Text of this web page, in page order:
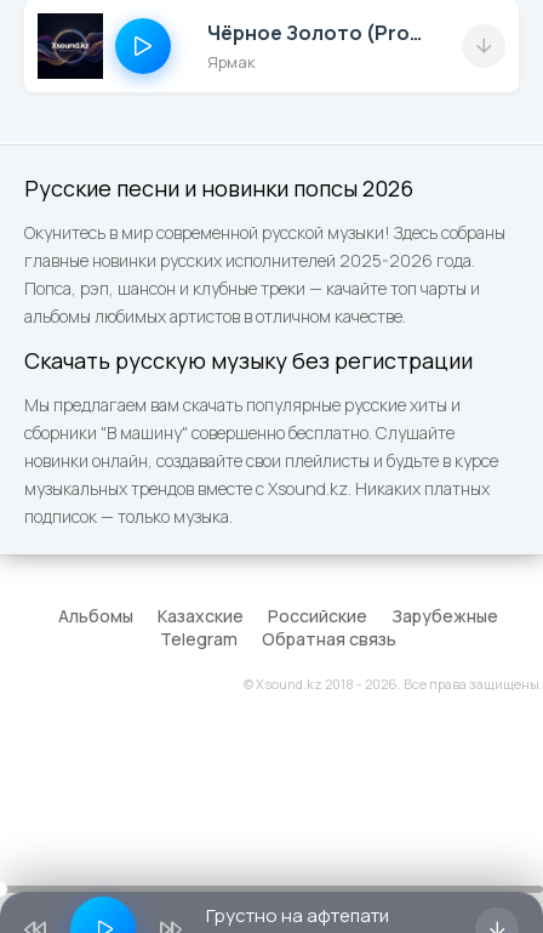
Русские песни и новинки попсы 2026
Окунитесь в мир современной русской музыки! Здесь собраны
главные новинки русских исполнителей 2025-2026 года.
Попса, рэп, шансон и клубные треки — качайте топ чарты и
альбомы любимых артистов в отличном качестве.
Скачать русскую музыку без регистрации
Мы предлагаем вам скачать популярные русские хиты и
сборники "В машину" совершенно бесплатно. Слушайте
новинки онлайн, создавайте свои плейлисты и будьте в курсе
музыкальных трендов вместе с Xsound.kz. Никаких платных
подписок — только музыка.
Чёрное Золото (Prod By Pavel L.)
Ярмак
Альбомы Казахские Российские
Зарубежные
Telegram
Обратная связь
© Xsound.kz 2018 - 2026. Все права защищены.
Грустно на афтепати